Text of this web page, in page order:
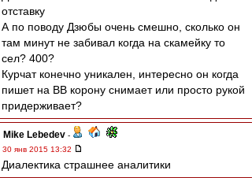
отставку
А по поводу Дзюбы очень смешно, сколько он
там минут не забивал когда на скамейку то
сел? 400?
Курчат конечно уникален, интересно он когда
пишет на ВВ корону снимает или просто рукой
придерживает?
Mike Lebedev -
30 янв 2015 13:32
Диалектика страшнее аналитики